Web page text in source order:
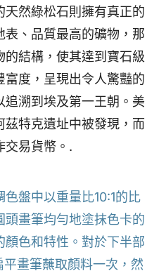
然綠松石則擁有真正的
、品質最高的礦物，那
結構，使其達到寶石級
度，呈現出令人驚豔的
溯到埃及第一王朝。美
茲特克遺址中被發現，而
交易貨幣。.
盤中以重量比10:1的比
畫筆均勻地塗抹色卡的
顏色和特性。對於下半部
畫筆蘸取顏料一次，然